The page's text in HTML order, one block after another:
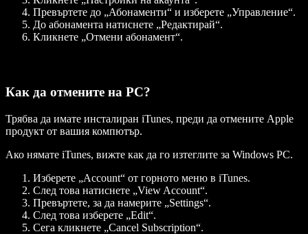
Превъртете до „Абонаменти“ и изберете „Управление“.
До абонамента натиснете „Редактирай“.
Кликнете „Отмени абонамент“.
Как да отмените на PC?
Трябва да имате инсталиран iTunes, преди да отмените Apple
продукт от вашия компютър.
Ако нямате iTunes, вижте как да го изтеглите за Windows PC.
Изберете „Account“ от горното меню в iTunes.
След това натиснете „View Account“.
Превъртете, за да намерите „Settings“.
След това изберете „Edit“.
Сега кликнете „Cancel Subscription“.